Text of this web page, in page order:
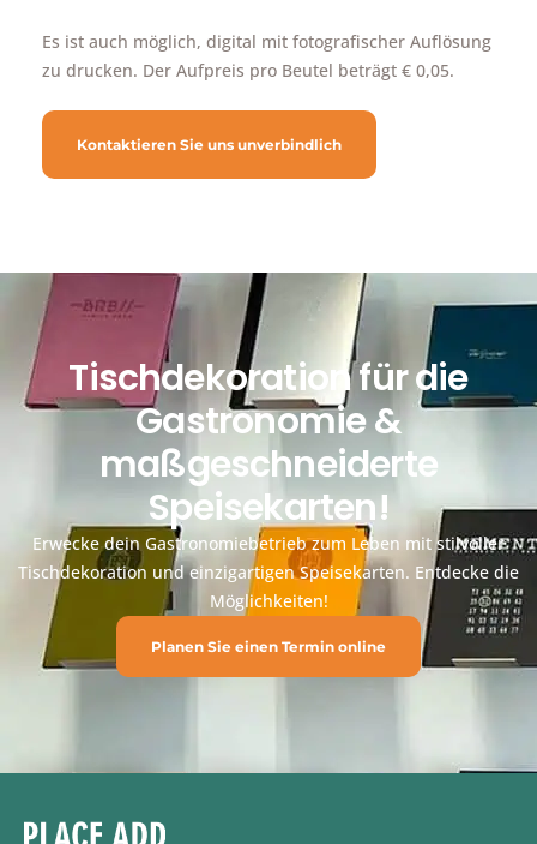
Es ist auch möglich, digital mit fotografischer Auflösung
zu drucken. Der Aufpreis pro Beutel beträgt € 0,05.
Kontaktieren Sie uns unverbindlich
Tischdekoration für die
Gastronomie &
maßgeschneiderte
Speisekarten!
Erwecke dein Gastronomiebetrieb zum Leben mit stilvoller
Tischdekoration und einzigartigen Speisekarten. Entdecke die
Möglichkeiten!
Planen Sie einen Termin online